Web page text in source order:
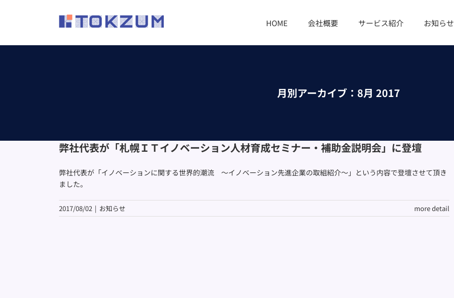
HOME 会社概要 サービス紹介 お知らせ
月別アーカイブ： 8月 2017
弊社代表が「札幌ＩＴイノベーション人材育成セミナー・補助金説明会」に登壇
弊社代表が「イノベーションに関する世界的潮流 ～イノベーション先進企業の取組紹介～」という内容で登壇させて頂き
ました。
2017/08/02 | お知らせ more detail